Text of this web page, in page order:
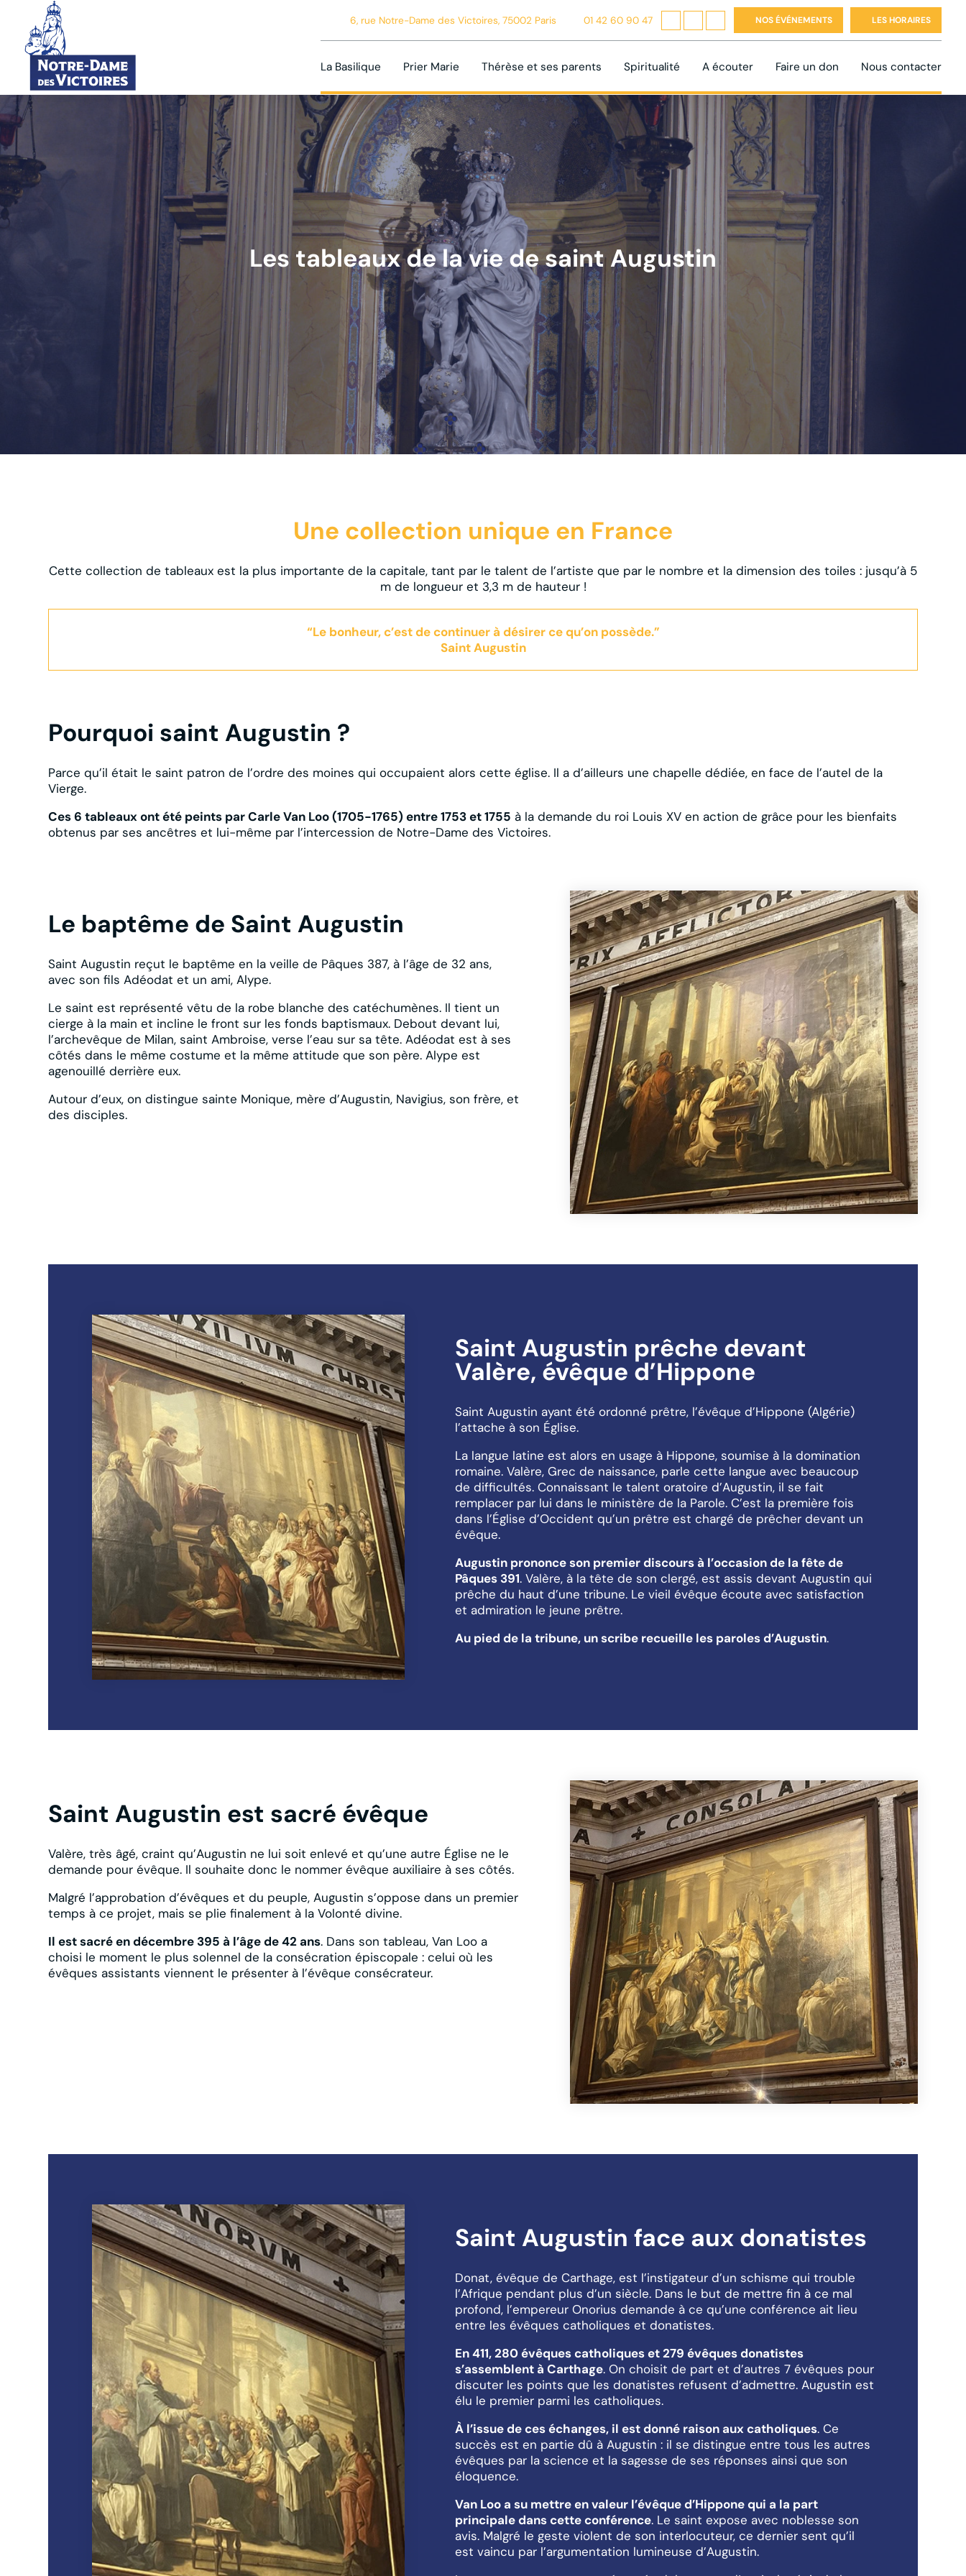
6, rue Notre-Dame des Victoires, 75002 Paris 01 42 60 90 47 NOS ÉVÉNEMENTS LES HORAIRES
La Basilique Prier Marie Thérèse et ses parents Spiritualité A écouter Faire un don Nous contacter
Les tableaux de la vie de saint Augustin
Une collection unique en France
Cette collection de tableaux est la plus importante de la capitale, tant par le talent de l’artiste que par le nombre et la dimension des toiles : jusqu’à 5
m de longueur et 3,3 m de hauteur !
“Le bonheur, c’est de continuer à désirer ce qu’on possède.”
Saint Augustin
Pourquoi saint Augustin ?
Parce qu’il était le saint patron de l’ordre des moines qui occupaient alors cette église. Il a d’ailleurs une chapelle dédiée, en face de l’autel de la
Vierge.
Ces 6 tableaux ont été peints par Carle Van Loo (1705-1765) entre 1753 et 1755 à la demande du roi Louis XV en action de grâce pour les bienfaits
obtenus par ses ancêtres et lui-même par l’intercession de Notre-Dame des Victoires.
Le baptême de Saint Augustin
Saint Augustin reçut le baptême en la veille de Pâques 387, à l’âge de 32 ans,
avec son fils Adéodat et un ami, Alype.
Le saint est représenté vêtu de la robe blanche des catéchumènes. Il tient un
cierge à la main et incline le front sur les fonds baptismaux. Debout devant lui,
l’archevêque de Milan, saint Ambroise, verse l’eau sur sa tête. Adéodat est à ses
côtés dans le même costume et la même attitude que son père. Alype est
agenouillé derrière eux.
Autour d’eux, on distingue sainte Monique, mère d’Augustin, Navigius, son frère, et
des disciples.
Saint Augustin prêche devant
Valère, évêque d’Hippone
Saint Augustin ayant été ordonné prêtre, l’évêque d’Hippone (Algérie)
l’attache à son Église.
La langue latine est alors en usage à Hippone, soumise à la domination
romaine. Valère, Grec de naissance, parle cette langue avec beaucoup
de difficultés. Connaissant le talent oratoire d’Augustin, il se fait
remplacer par lui dans le ministère de la Parole. C’est la première fois
dans l’Église d’Occident qu’un prêtre est chargé de prêcher devant un
évêque.
Augustin prononce son premier discours à l’occasion de la fête de
Pâques 391. Valère, à la tête de son clergé, est assis devant Augustin qui
prêche du haut d’une tribune. Le vieil évêque écoute avec satisfaction
et admiration le jeune prêtre.
Au pied de la tribune, un scribe recueille les paroles d’Augustin.
Saint Augustin est sacré évêque
Valère, très âgé, craint qu’Augustin ne lui soit enlevé et qu’une autre Église ne le
demande pour évêque. Il souhaite donc le nommer évêque auxiliaire à ses côtés.
Malgré l’approbation d’évêques et du peuple, Augustin s’oppose dans un premier
temps à ce projet, mais se plie finalement à la Volonté divine.
Il est sacré en décembre 395 à l’âge de 42 ans. Dans son tableau, Van Loo a
choisi le moment le plus solennel de la consécration épiscopale : celui où les
évêques assistants viennent le présenter à l’évêque consécrateur.
Saint Augustin face aux donatistes
Donat, évêque de Carthage, est l’instigateur d’un schisme qui trouble
l’Afrique pendant plus d’un siècle. Dans le but de mettre fin à ce mal
profond, l’empereur Onorius demande à ce qu’une conférence ait lieu
entre les évêques catholiques et donatistes.
En 411, 280 évêques catholiques et 279 évêques donatistes
s’assemblent à Carthage. On choisit de part et d’autres 7 évêques pour
discuter les points que les donatistes refusent d’admettre. Augustin est
élu le premier parmi les catholiques.
À l’issue de ces échanges, il est donné raison aux catholiques. Ce
succès est en partie dû à Augustin : il se distingue entre tous les autres
évêques par la science et la sagesse de ses réponses ainsi que son
éloquence.
Van Loo a su mettre en valeur l’évêque d’Hippone qui a la part
principale dans cette conférence. Le saint expose avec noblesse son
avis. Malgré le geste violent de son interlocuteur, ce dernier sent qu’il
est vaincu par l’argumentation lumineuse d’Augustin.